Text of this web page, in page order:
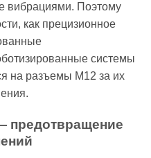
вибрациями. Поэтому
как прецизионное
системы
на разъемы M12 за их
предотвращение